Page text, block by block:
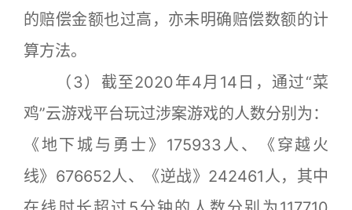
的赔偿金额也过高，亦未明确赔偿数额的计
算方法。
（3）截至2020年4月14日，通过“菜
鸡”云游戏平台玩过涉案游戏的人数分别为：
《地下城与勇士》175933人、《穿越火
线》676652人、《逆战》242461人，其中